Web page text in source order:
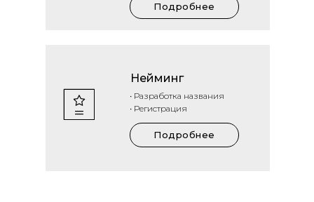
Нейминг
• Разработка названия
• Регистрация
Подробнее
Подробнее